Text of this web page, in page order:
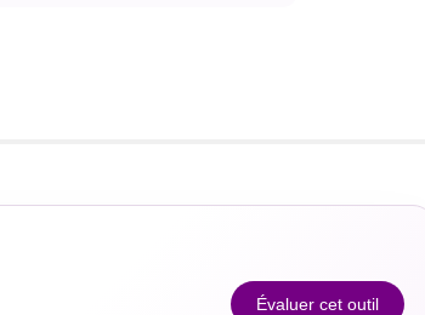
Évaluer cet outil